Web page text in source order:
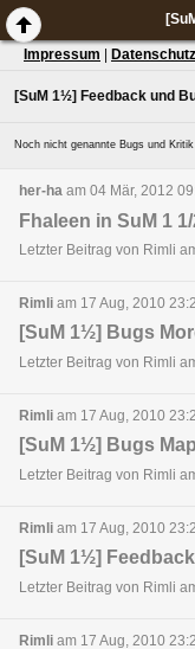
Impressum
[SuM 1½] Feedback und
Noch nicht genannte Bugs und
her-ha am 04 Mär, 2012
Fhaleen in SuM 1
Letzter Beitrag von Rimli
Rimli am 17 Aug, 2010
[SuM 1½] Bugs
Letzter Beitrag von Rimli
Rimli am 17 Aug, 2010
[SuM 1½] Bugs
Letzter Beitrag von Rimli
Rimli am 17 Aug, 2010
[SuM 1½]
Letzter Beitrag von Rimli
Rimli am 17 Aug, 2010